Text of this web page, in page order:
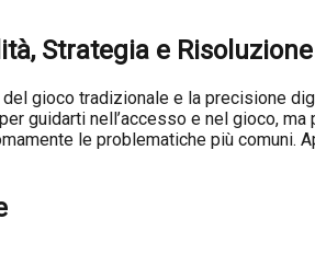
Strategia e
gioco tradizionale e la precisione
guidarti nell’accesso e nel gioco,
le problematiche più comuni.